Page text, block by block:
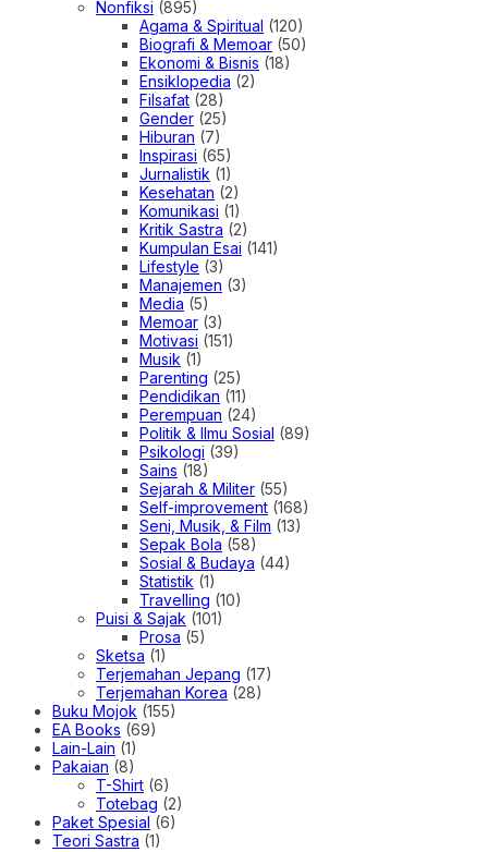
Nonfiksi (895)
Agama & Spiritual (120)
Biografi & Memoar (50)
Ekonomi & Bisnis (18)
Ensiklopedia (2)
Filsafat (28)
Gender (25)
Hiburan (7)
Inspirasi (65)
Jurnalistik (1)
Kesehatan (2)
Komunikasi (1)
Kritik Sastra (2)
Kumpulan Esai (141)
Lifestyle (3)
Manajemen (3)
Media (5)
Memoar (3)
Motivasi (151)
Musik (1)
Parenting (25)
Pendidikan (11)
Perempuan (24)
Politik & Ilmu Sosial (89)
Psikologi (39)
Sains (18)
Sejarah & Militer (55)
Self-improvement (168)
Seni, Musik, & Film (13)
Sepak Bola (58)
Sosial & Budaya (44)
Statistik (1)
Travelling (10)
Puisi & Sajak (101)
Prosa (5)
Sketsa (1)
Terjemahan Jepang (17)
Terjemahan Korea (28)
Buku Mojok (155)
EA Books (69)
Lain-Lain (1)
Pakaian (8)
T-Shirt (6)
Totebag (2)
Paket Spesial (6)
Teori Sastra (1)